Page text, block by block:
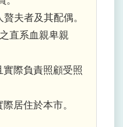
夫者及其配偶。
直系血親卑親
際負責照顧受照
居住於本市。